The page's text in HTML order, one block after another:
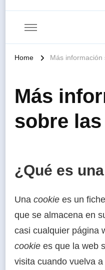
Home Más
Más
sobre
¿Qué es
Una cookie es un
que se almacena en
casi cualquier página
cookie es que la web
visita cuando vuelva